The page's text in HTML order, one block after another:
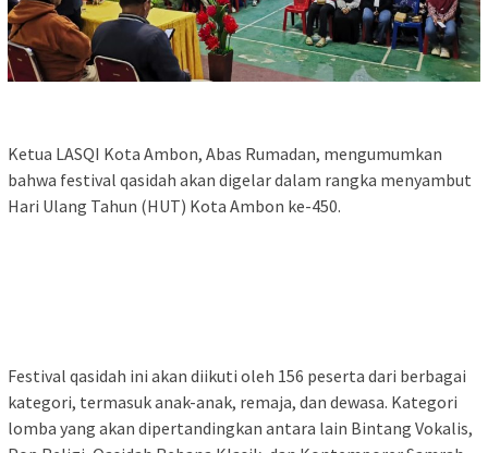
Ketua LASQI Kota Ambon, Abas Rumadan, mengumumkan
bahwa festival qasidah akan digelar dalam rangka menyambut
Hari Ulang Tahun (HUT) Kota Ambon ke-450.
Festival qasidah ini akan diikuti oleh 156 peserta dari berbagai
kategori, termasuk anak-anak, remaja, dan dewasa. Kategori
lomba yang akan dipertandingkan antara lain Bintang Vokalis,